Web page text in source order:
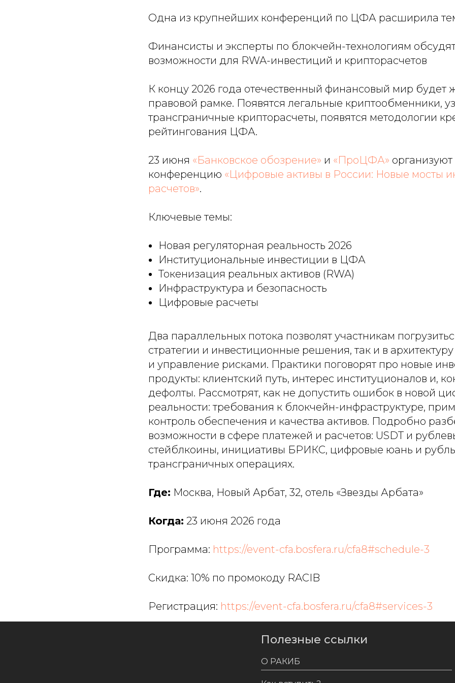
Одна из крупнейших конференций по ЦФА расширила
Финансисты и эксперты по блокчейн-технологиям
возможности для RWA-инвестиций и крипторасчетов
К концу 2026 года отечественный финансовый мир будет
правовой рамке. Появятся легальные криптообменники,
трансграничные крипторасчеты, появятся методологии
рейтингования ЦФА.
23 июня «Банковское обозрение» и «ПроЦФА»
конференцию «Цифровые активы в России: Новые мосты
расчетов».
Ключевые темы:
Новая регуляторная реальность 2026
Институциональные инвестиции в ЦФА
Токенизация реальных активов (RWA)
Инфраструктура и безопасность
Цифровые расчеты
Два параллельных потока позволят участникам
стратегии и инвестиционные решения, так и в
и управление рисками. Практики поговорят про новые
продукты: клиентский путь, интерес институционалов и,
дефолты. Рассмотрят, как не допустить ошибок в новой
реальности: требования к блокчейн-инфраструктуре,
контроль обеспечения и качества активов. Подробно
возможности в сфере платежей и расчетов: USDT и
стейблкоины, инициативы БРИКС, цифровые юань и
трансграничных операциях.
Где: Москва, Новый Арбат, 32, отель «Звезды Арбата»
Когда: 23 июня 2026 года
Программа: https://event-cfa.bosfera.ru/cfa8#schedule-3
Скидка: 10% по промокоду RACIB
Регистрация: https://event-cfa.bosfera.ru/cfa8#services-3
Полезные ссылки
О РАКИБ